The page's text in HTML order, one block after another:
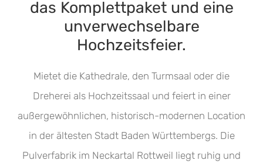
das Komplettpaket und eine
unverwechselbare
Hochzeitsfeier.
Mietet die Kathedrale, den Turmsaal oder die
Dreherei als Hochzeitssaal und feiert in einer
außergewöhnlichen, historisch-modernen Location
in der ältesten Stadt Baden Württembergs. Die
Pulverfabrik im Neckartal Rottweil liegt ruhig und